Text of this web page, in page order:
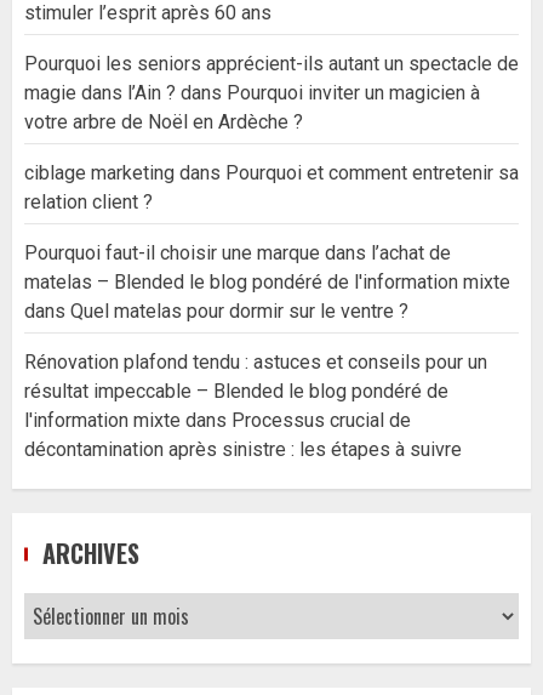
stimuler l’esprit après 60 ans
Pourquoi les seniors apprécient-ils autant un spectacle de
magie dans l’Ain ? dans Pourquoi inviter un magicien à
votre arbre de Noël en Ardèche ?
ciblage marketing dans Pourquoi et comment entretenir sa
relation client ?
Pourquoi faut-il choisir une marque dans l’achat de
matelas – Blended le blog pondéré de l'information mixte
dans Quel matelas pour dormir sur le ventre ?
Rénovation plafond tendu : astuces et conseils pour un
résultat impeccable – Blended le blog pondéré de
l'information mixte dans Processus crucial de
décontamination après sinistre : les étapes à suivre
ARCHIVES
Archives